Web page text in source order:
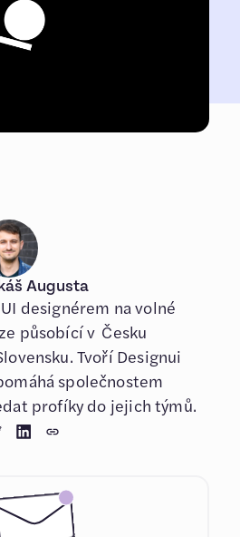
Augusta
designérem na volné
působící v Česku
Tvoří Designui
společnostem
profíky do jejich týmů.